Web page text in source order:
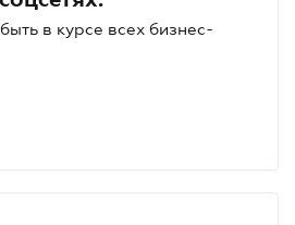
в курсе всех бизнес-